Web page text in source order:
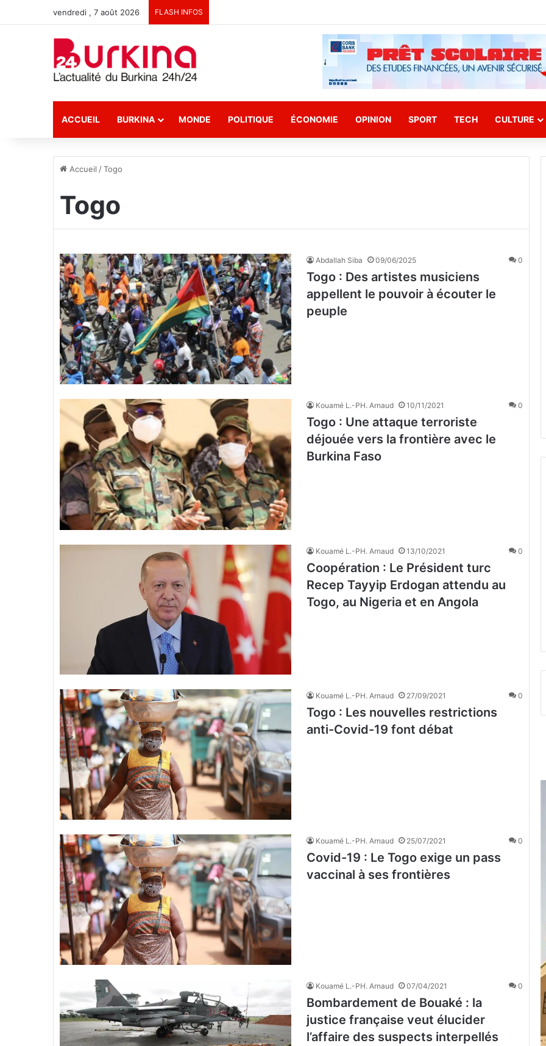
vendredi , 7 août 2026 FLASH INFOS
ACCUEIL BURKINA MONDE POLITIQUE ÉCONOMIE OPINION SPORT TECH CULTURE
Accueil /Togo
Togo
Abdallah Siba 09/06/2025 0
Togo : Des artistes musiciens
appellent le pouvoir à écouter le
peuple
Kouamé L.-PH. Arnaud 10/11/2021 0
Togo : Une attaque terroriste
déjouée vers la frontière avec le
Burkina Faso
Kouamé L.-PH. Arnaud 13/10/2021 0
Coopération : Le Président turc
Recep Tayyip Erdogan attendu au
Togo, au Nigeria et en Angola
Kouamé L.-PH. Arnaud 27/09/2021 0
Togo : Les nouvelles restrictions
anti-Covid-19 font débat
Kouamé L.-PH. Arnaud 25/07/2021 0
Covid-19 : Le Togo exige un pass
vaccinal à ses frontières
Kouamé L.-PH. Arnaud 07/04/2021 0
Bombardement de Bouaké : la
justice française veut élucider
l’affaire des suspects interpellés